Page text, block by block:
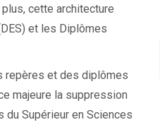
cette architecture
et les Diplômes
repères et des diplômes
majeure la suppression
du Supérieur en Sciences